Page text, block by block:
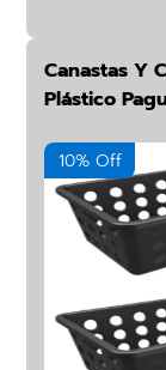
Canastas Y
Plástico
10% Off